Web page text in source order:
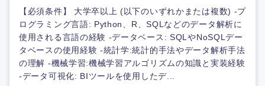
【必須条件】 大学卒以上 (以下のいずれかまたは複数) -プ
ログラミング言語: Python、R、SQLなどのデータ解析に
使用される言語の経験 -データベース: SQLやNoSQLデー
タベースの使用経験 -統計学:統計的手法やデータ解析手法
の理解 -機械学習:機械学習アルゴリズムの知識と実装経験
-データ可視化: BIツールを使用したデ...